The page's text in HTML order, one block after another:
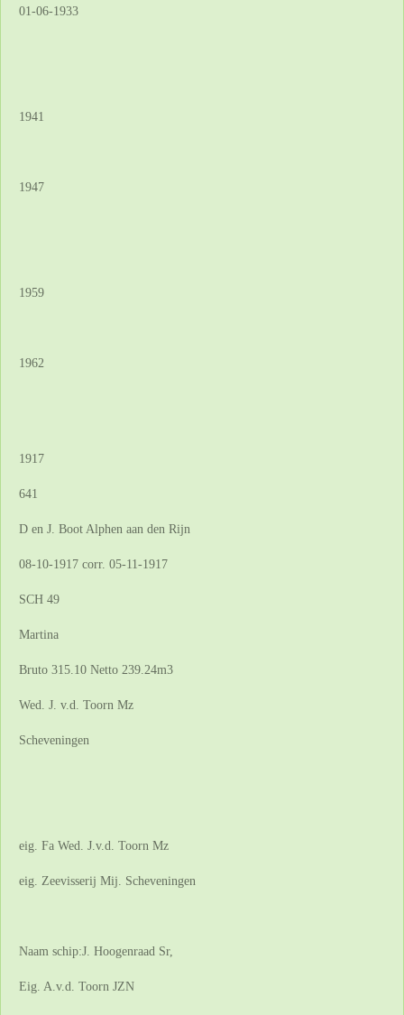
01-06-1933
1941
1947
1959
1962
1917
641
D en J. Boot Alphen aan den Rijn
08-10-1917 corr. 05-11-1917
SCH 49
Martina
Bruto 315.10 Netto 239.24m3
Wed. J. v.d. Toorn Mz
Scheveningen
eig. Fa Wed. J.v.d. Toorn Mz
eig. Zeevisserij Mij. Scheveningen
Naam schip:J. Hoogenraad Sr,
Eig. A.v.d. Toorn JZN